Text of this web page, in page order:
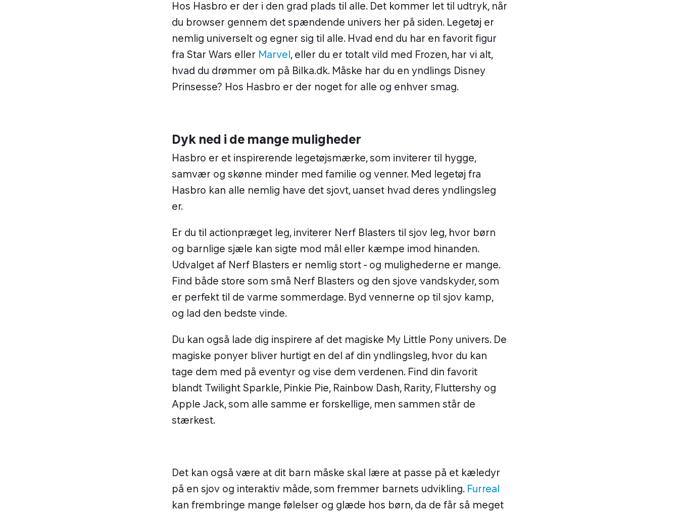
Hos Hasbro er der i den grad plads til alle. Det kommer let til udtryk, når
du browser gennem det spændende univers her på siden. Legetøj er
nemlig universelt og egner sig til alle. Hvad end du har en favorit figur
fra Star Wars eller Marvel , eller du er totalt vild med Frozen, har vi alt,
hvad du drømmer om på Bilka.dk. Måske har du en yndlings Disney
Prinsesse? Hos Hasbro er der noget for alle og enhver smag.
Dyk ned i de mange muligheder
Hasbro er et inspirerende legetøjsmærke, som inviterer til hygge,
samvær og skønne minder med familie og venner. Med legetøj fra
Hasbro kan alle nemlig have det sjovt, uanset hvad deres yndlingsleg
er.
Er du til actionpræget leg, inviterer Nerf Blasters til sjov leg, hvor børn
og barnlige sjæle kan sigte mod mål eller kæmpe imod hinanden.
Udvalget af Nerf Blasters er nemlig stort - og mulighederne er mange.
Find både store som små Nerf Blasters og den sjove vandskyder, som
er perfekt til de varme sommerdage. Byd vennerne op til sjov kamp,
og lad den bedste vinde.
Du kan også lade dig inspirere af det magiske My Little Pony univers. De
magiske ponyer bliver hurtigt en del af din yndlingsleg, hvor du kan
tage dem med på eventyr og vise dem verdenen. Find din favorit
blandt Twilight Sparkle, Pinkie Pie, Rainbow Dash, Rarity, Fluttershy og
Apple Jack, som alle samme er forskellige, men sammen står de
stærkest.
Det kan også være at dit barn måske skal lære at passe på et kæledyr
på en sjov og interaktiv måde, som fremmer barnets udvikling. Furreal
kan frembringe mange følelser og glæde hos børn, da de får så meget